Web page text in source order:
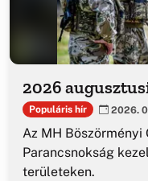
2026
Populáris hír 2026.
Az MH
Parancsnokság
területeken.